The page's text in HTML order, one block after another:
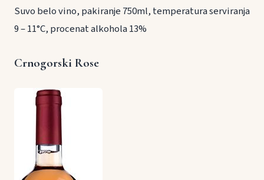
Suvo belo vino, pakiranje 750ml, temperatura serviranja
9 – 11°C, procenat alkohola 13%
Crnogorski Rose